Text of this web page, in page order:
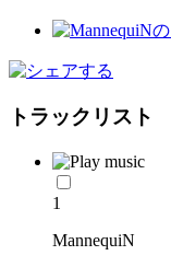
トラックリスト
1
MannequiN